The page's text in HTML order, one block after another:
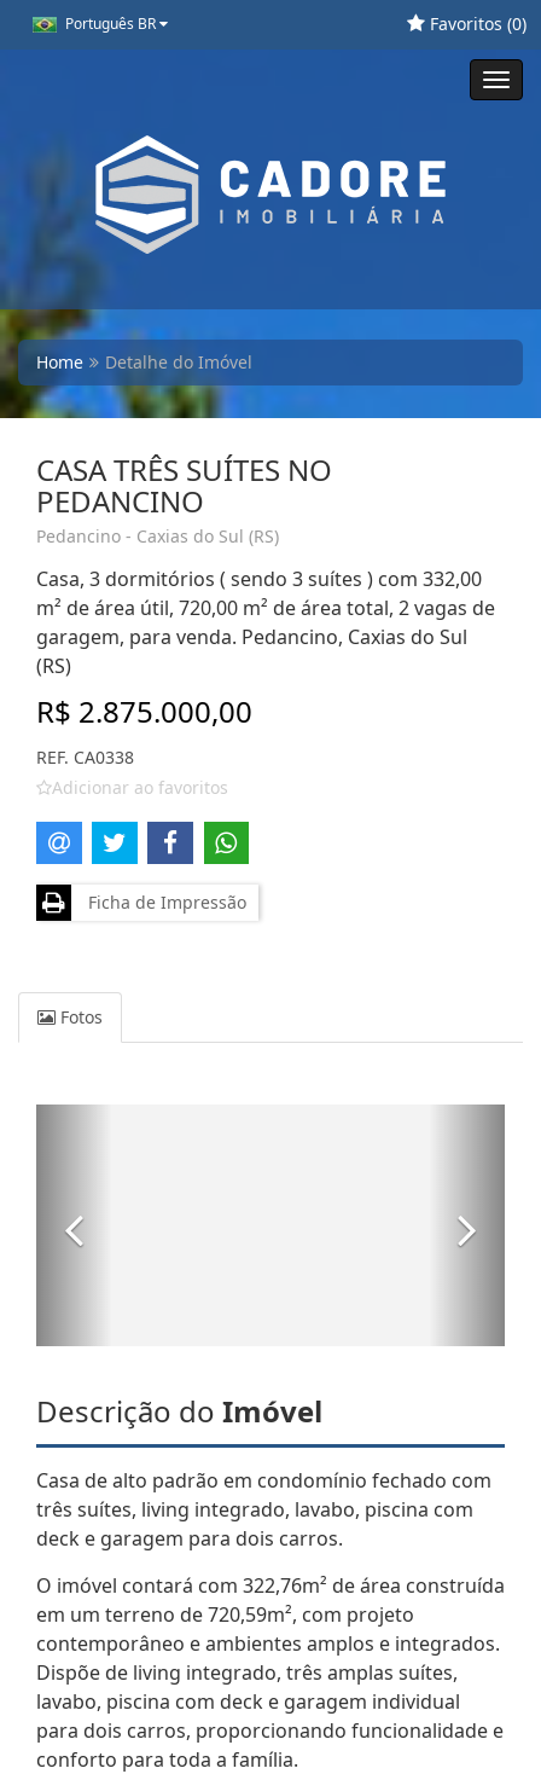
Português BR Favoritos (0)
Home Detalhe do Imóvel
CASA TRÊS SUÍTES NO
PEDANCINO
Pedancino - Caxias do Sul (RS)
Casa, 3 dormitórios ( sendo 3 suítes ) com 332,00
m² de área útil, 720,00 m² de área total, 2 vagas de
garagem, para venda. Pedancino, Caxias do Sul
(RS)
R$ 2.875.000,00
REF. CA0338
Adicionar ao favoritos
Ficha de Impressão
Fotos
Descrição do Imóvel
Casa de alto padrão em condomínio fechado com
três suítes, living integrado, lavabo, piscina com
deck e garagem para dois carros.
O imóvel contará com 322,76m² de área construída
em um terreno de 720,59m², com projeto
contemporâneo e ambientes amplos e integrados.
Dispõe de living integrado, três amplas suítes,
lavabo, piscina com deck e garagem individual
para dois carros, proporcionando funcionalidade e
conforto para toda a família.